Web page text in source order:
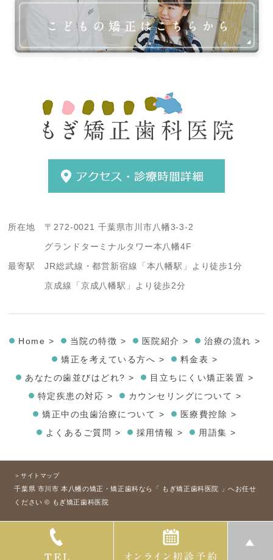
所在地
〒272-0021 千葉県市川市八幡3-3-2
グランドターミナルタワー本八幡4F
最寄駅
JR総武線・都営新宿線「本八幡駅」より徒歩1分
京成線「京成八幡駅」より徒歩2分
Home > 当院の特徴 > 医院紹介 >
治療の流れ >
矯正を考えている方へ >
料金表 >
あなたの歯並びはどれ? >
目立ちにくい矯正装置 >
特定疾患の対応 >
カウンセリングについて >
矯正中の虫歯治療について >
医療費控除 >
よくあるご質問 >
採用情報 > 用語集 >
＞サイトマップ
千葉県 市川市 本八幡の矯正・矯正歯科なら「 もぎ矯正歯科医院 」へお任せ
ください © もぎ矯正歯科医院